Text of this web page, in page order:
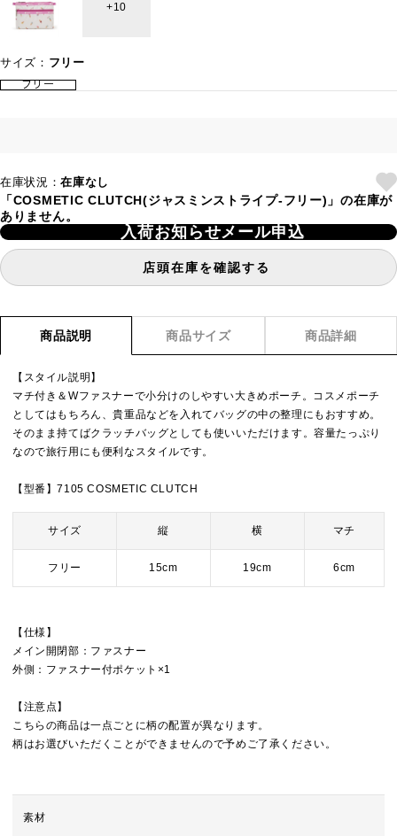
10
サイズ： フリー
フリー
在庫状況：在庫なし
「COSMETIC CLUTCH(ジャスミンストライプ-フリー)」の在庫が
ありません。
入荷お知らせメール申込
店頭在庫を確認する
商品説明 商品サイズ 商品詳細
【スタイル説明】
マチ付き＆Wファスナーで小分けのしやすい大きめポーチ。コスメポーチ
としてはもちろん、貴重品などを入れてバッグの中の整理にもおすすめ。
そのまま持てばクラッチバッグとしても使いいただけます。容量たっぷり
なので旅行用にも便利なスタイルです。
【型番】7105 COSMETIC CLUTCH
サイズ 縦 横 マチ
フリー 15cm 19cm 6cm
【仕様】
メイン開閉部：ファスナー
外側：ファスナー付ポケット×1
【注意点】
こちらの商品は一点ごとに柄の配置が異なります。
柄はお選びいただくことができませんので予めご了承ください。
素材